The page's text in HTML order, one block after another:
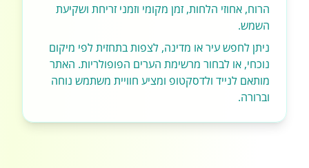
הרוח, אחוזי הלחות, זמן מקומי וזמני זריחת ושקיעת
השמש.
ניתן לחפש עיר או מדינה, לצפות בתחזית לפי מיקום
נוכחי, או לבחור מרשימת הערים הפופולריות. האתר
מותאם לנייד ולדסקטופ ומציע חוויית משתמש נוחה
וברורה.